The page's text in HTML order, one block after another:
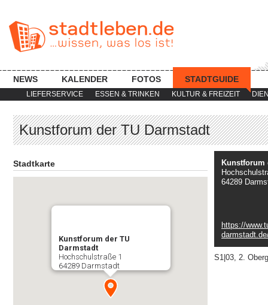
LIEFERSERVICE ESSEN & TRINKEN KULTUR & FREIZEIT
NEWS KALENDER FOTOS STADTGUIDE
Kunstforum der TU Darmstadt
Stadtkarte
Kunstforum der TU
Darmstadt
Hochschulstraße 1
64289 Darmstadt
Kunstforum
64289
https://
S1|03, 2.